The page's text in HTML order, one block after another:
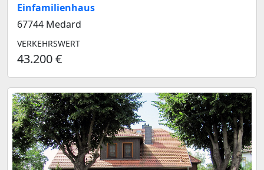
Einfamilienhaus
67744 Medard
VERKEHRSWERT
43.200 €